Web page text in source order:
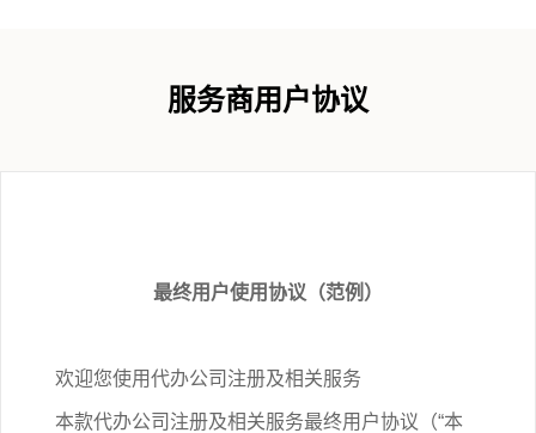
服务商用户协议
最终用户使用协议（范例）
欢迎您使用代办公司注册及相关服务
本款代办公司注册及相关服务最终用户协议（“本